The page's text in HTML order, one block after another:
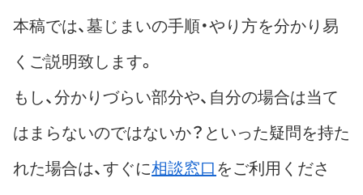
本稿では、墓じまいの手順・やり方を分かり易
くご説明致します。
もし、分かりづらい部分や、自分の場合は当て
はまらないのではないか？といった疑問を持た
れた場合は、すぐに相談窓口 をご利用くださ